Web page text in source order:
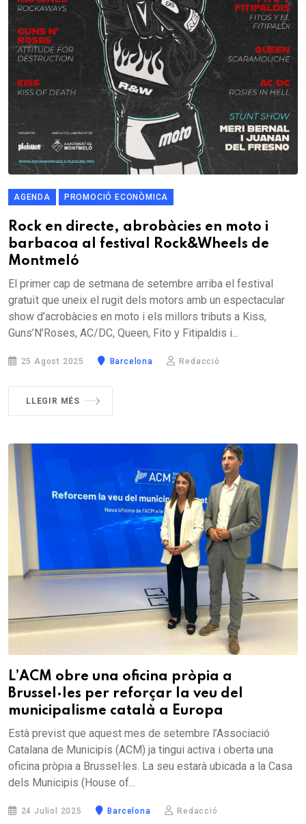
AGENDA PROMOCIÓ ECONÒMICA
Rock en directe, abrobàcies en moto i
barbacoa al festival Rock&Wheels de
Montmeló
El primer cap de setmana de setembre arriba el festival
gratuït que uneix el rugit dels motors amb un espectacular
show d’acrobàcies en moto i els millors tributs a Kiss,
Guns’N’Roses, AC/DC, Queen, Fito y Fitipaldis i...
25 Agost 2025 Barcelona Redacció
LLEGIR MÉS
L’ACM obre una oficina pròpia a
Brussel·les per reforçar la veu del
municipalisme català a Europa
Està previst que aquest mes de setembre l’Associació
Catalana de Municipis (ACM) ja tingui activa i oberta una
oficina pròpia a Brussel·les. La seu estarà ubicada a la Casa
dels Municipis (House of...
24 Juliol 2025 Barcelona Redacció